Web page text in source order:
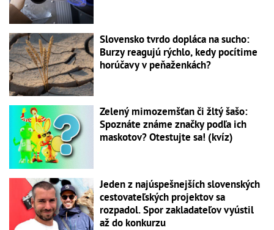
Slovensko tvrdo dopláca na sucho:
Burzy reagujú rýchlo, kedy pocítime
horúčavy v peňaženkách?
Zelený mimozemšťan či žltý šašo:
Spoznáte známe značky podľa ich
maskotov? Otestujte sa! (kvíz)
Jeden z najúspešnejších slovenských
cestovateľských projektov sa
rozpadol. Spor zakladateľov vyústil
až do konkurzu